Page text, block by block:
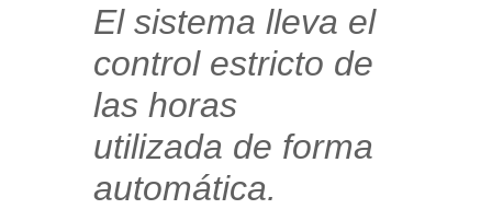
El sistema lleva el
control estricto de
las horas
utilizada de forma
automática.